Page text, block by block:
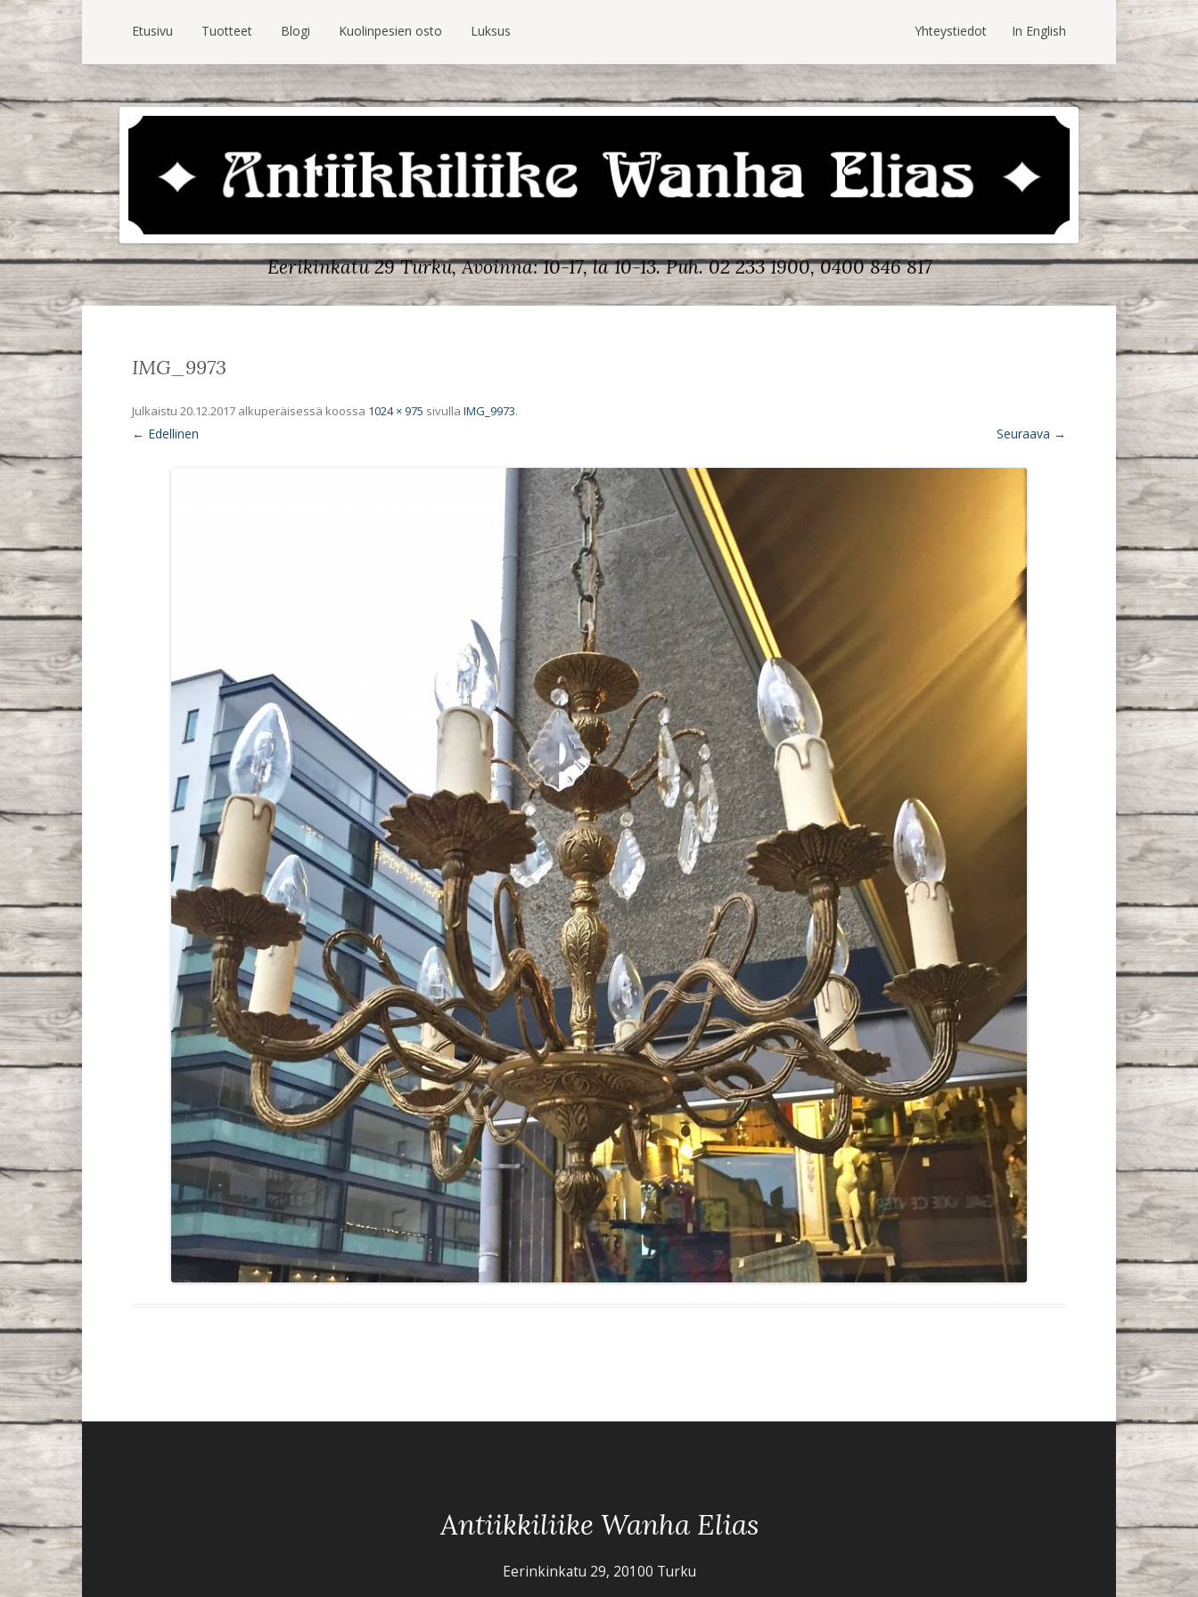
Etusivu Tuotteet Blogi Kuolinpesien osto Luksus In English
Yhteystiedot
Eerikinkatu 29 Turku, Avoinna: 10-17, la 10-13.Puh. 02 233 1900, 0400 846 817
IMG_9973
Julkaistu 20.12.2017 alkuperäisessä koossa 1024 × 975 sivulla IMG_9973.
← Edellinen Seuraava →
Antiikkiliike Wanha Elias
Eerinkinkatu 29, 20100 Turku